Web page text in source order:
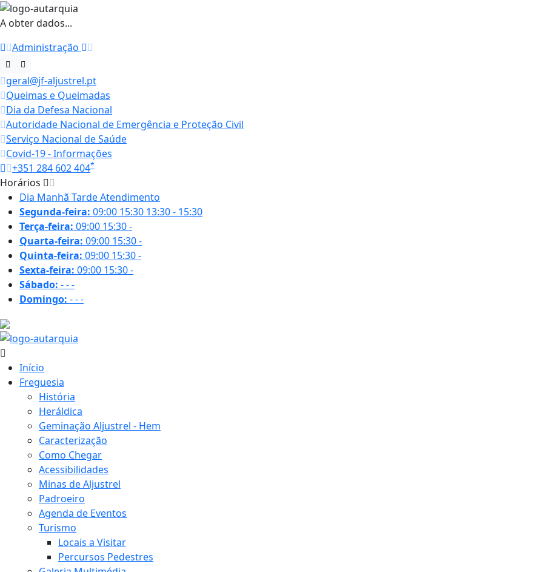
A obter dados...
Administração
geral@jf-aljustrel.pt
Queimas e Queimadas
Dia da Defesa Nacional
Autoridade Nacional de Emergência e Proteção Civil
Serviço Nacional de Saúde
Covid-19 - Informações
+351 284 602 404*
Horários
Dia Manhã TardeAtendimento
Segunda-feira: 09:00 15:30 13:30 - 15:30
Terça-feira: 09:00 15:30-
Quarta-feira: 09:00 15:30-
Quinta-feira: 09:00 15:30-
Sexta-feira: 09:00 15:30-
Sábado: ---
Domingo: ---
Início
Freguesia
História
Heráldica
Geminação Aljustrel - Hem
Caracterização
Como Chegar
Acessibilidades
Minas de Aljustrel
Padroeiro
Agenda de Eventos
Turismo
Locais a Visitar
Percursos Pedestres